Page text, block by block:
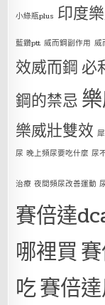
小綠瓶plus 印度
藍鑽ptt 威而鋼副作用 威
效威而鋼 必
鋼的禁忌
樂威壯雙效
尿 晚上頻尿要吃什麼 尿
治療 夜間頻尿改善運動
賽倍達
哪裡買
吃賽倍